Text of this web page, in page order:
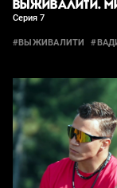
ВЫЖИВАЛИТИ.
Серия 7
#ВЫЖИВАЛИТИ